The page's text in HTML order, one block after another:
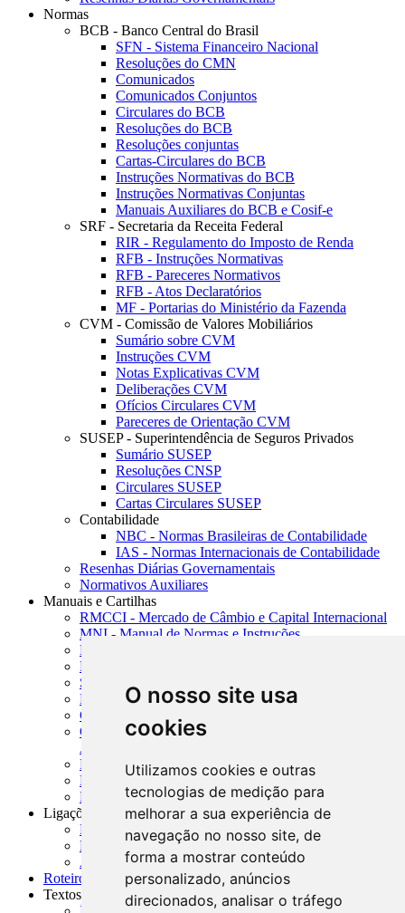
O nosso site usa
cookies
Utilizamos cookies e outras
tecnologias de medição para
melhorar a sua experiência de
navegação no nosso site, de
forma a mostrar conteúdo
personalizado, anúncios
direcionados, analisar o tráfego
Normas
BCB - Banco Central do Brasil
SFN - Sistema Financeiro Nacional
Resoluções do CMN
Comunicados
Comunicados Conjuntos
Circulares do BCB
Resoluções do BCB
Resoluções conjuntas
Cartas-Circulares do BCB
Instruções Normativas do BCB
Instruções Normativas Conjuntas
Manuais Auxiliares do BCB e Cosif-e
SRF - Secretaria da Receita Federal
RIR - Regulamento do Imposto de Renda
RFB - Instruções Normativas
RFB - Pareceres Normativos
RFB - Atos Declaratórios
MF - Portarias do Ministério da Fazenda
CVM - Comissão de Valores Mobiliários
Sumário sobre CVM
Instruções CVM
Notas Explicativas CVM
Deliberações CVM
Ofícios Circulares CVM
Pareceres de Orientação CVM
SUSEP - Superintendência de Seguros Privados
Sumário SUSEP
Resoluções CNSP
Circulares SUSEP
Cartas Circulares SUSEP
Contabilidade
NBC - Normas Brasileiras de Contabilidade
IAS - Normas Internacionais de Contabilidade
Resenhas Diárias Governamentais
Normativos Auxiliares
Manuais e Cartilhas
RMCCI - Mercado de Câmbio e Capital Internacional
MNI - Manual de Normas e Instruções
MTVM - Manual de Títulos e Valores Mobiliários
MCR - Manual de Crédito Rural
SISORF - Manual de Organização do SFN
MASUP - Manual de Supervisão Bancária
CADOC - Catálogo de Documentos
CNAE-CONCLA - Classificação Nacional de
Atividades Econômicas
PMF - Cartilhas do BCB
Manuais Auxiliares do BCB e Cosif-e
Resenhas Diárias Governamentais
Ligações Externas
Links Úteis
Presidência da República
Agências Nacionais Reguladoras
Roteiros para Estudos
Textos